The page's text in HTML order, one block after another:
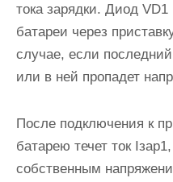
тока зарядки. Диод
батареи через
случае, если
или в ней пропадет
После подключения к
батарею течет ток
собственным